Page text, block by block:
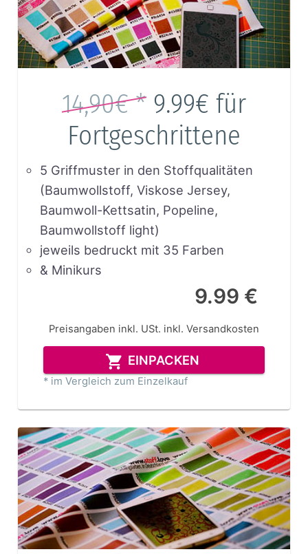
14,90€ * 9.99€ für
Fortgeschrittene
5 Griffmuster in den Stoffqualitäten
(Baumwollstoff, Viskose Jersey,
Baumwoll-Kettsatin, Popeline,
Baumwollstoff light)
jeweils bedruckt mit 35 Farben
& Minikurs
9.99 €
Preisangaben inkl. USt. inkl. Versandkosten
EINPACKEN
* im Vergleich zum Einzelkauf